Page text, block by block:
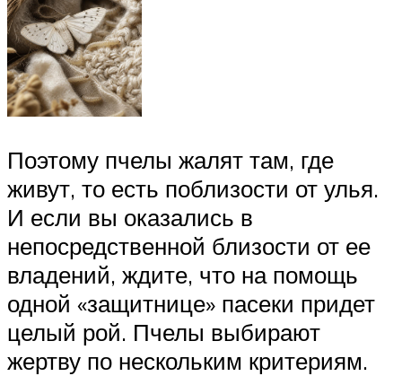
Поэтому пчелы жалят там, где
живут, то есть поблизости от улья.
И если вы оказались в
непосредственной близости от ее
владений, ждите, что на помощь
одной «защитнице» пасеки придет
целый рой. Пчелы выбирают
жертву по нескольким критериям.